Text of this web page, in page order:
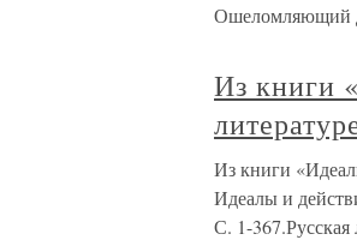
Ошеломляющий
Из книги
Из книги
Идеалы и
С. 1-367.Русская